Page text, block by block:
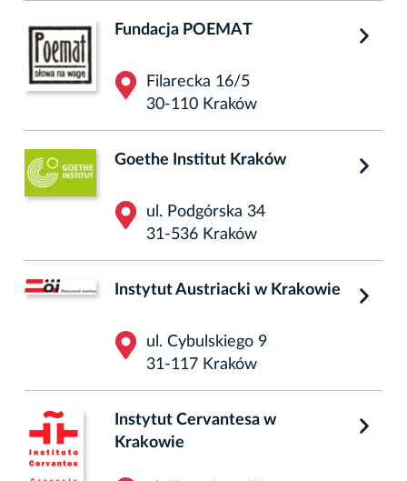
Fundacja POEMAT
Filarecka 16/5
30-110 Kraków
Goethe Institut Kraków
ul. Podgórska 34
31-536 Kraków
Instytut Austriacki w Krakowie
ul. Cybulskiego 9
31-117 Kraków
Instytut Cervantesa w
Krakowie